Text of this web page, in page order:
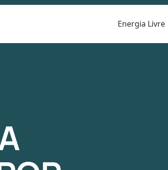
Energia Livre